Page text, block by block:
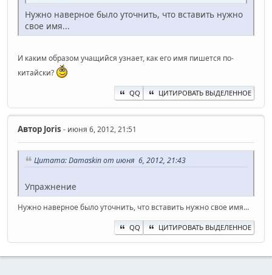
Нужно наверное было уточнить, что вставить нужно
свое имя...
И каким образом учащийся узнает, как его имя пишется по-
китайски?
QQ ЦИТИРОВАТЬ ВЫДЕЛЕННОЕ
Автор Joris - июня 6, 2012, 21:51
Цитата: Damaskin от июня 6, 2012, 21:43
Упражнение
Нужно наверное было уточнить, что вставить нужно свое имя...
QQ ЦИТИРОВАТЬ ВЫДЕЛЕННОЕ